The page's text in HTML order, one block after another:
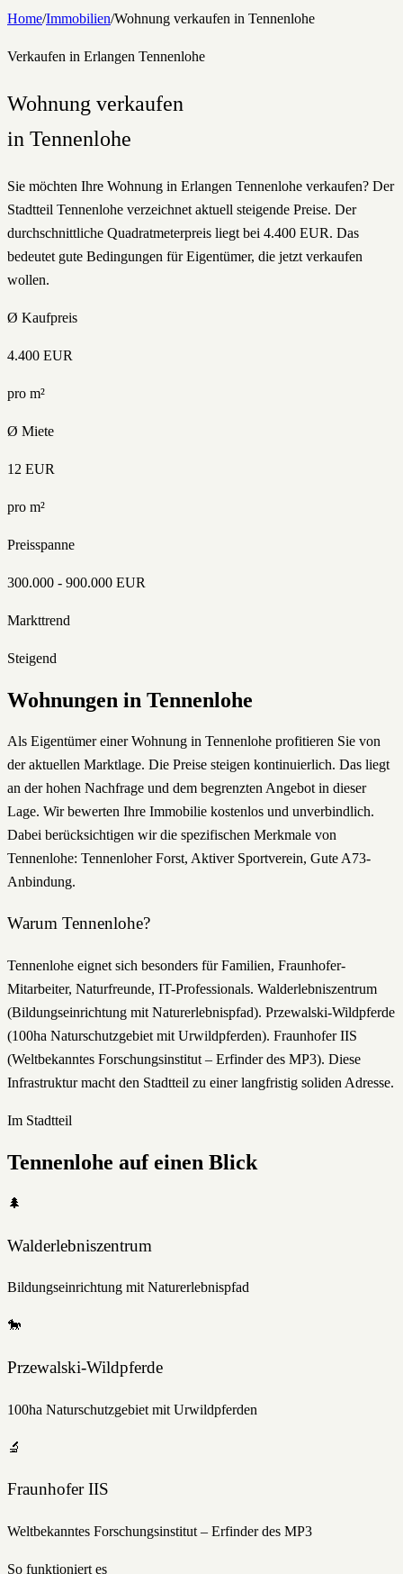
Home/Immobilien/Wohnung verkaufen in Tennenlohe
Verkaufen in Erlangen Tennenlohe
Wohnung verkaufen
in Tennenlohe
Sie möchten Ihre Wohnung in Erlangen Tennenlohe verkaufen? Der
Stadtteil Tennenlohe verzeichnet aktuell steigende Preise. Der
durchschnittliche Quadratmeterpreis liegt bei 4.400 EUR. Das
bedeutet gute Bedingungen für Eigentümer, die jetzt verkaufen
wollen.
Ø Kaufpreis
4.400 EUR
pro m²
Ø Miete
12 EUR
pro m²
Preisspanne
300.000 - 900.000 EUR
Markttrend
Steigend
Wohnungen in Tennenlohe
Als Eigentümer einer Wohnung in Tennenlohe profitieren Sie von
der aktuellen Marktlage. Die Preise steigen kontinuierlich. Das liegt
an der hohen Nachfrage und dem begrenzten Angebot in dieser
Lage. Wir bewerten Ihre Immobilie kostenlos und unverbindlich.
Dabei berücksichtigen wir die spezifischen Merkmale von
Tennenlohe: Tennenloher Forst, Aktiver Sportverein, Gute A73-
Anbindung.
Warum Tennenlohe?
Tennenlohe eignet sich besonders für Familien, Fraunhofer-
Mitarbeiter, Naturfreunde, IT-Professionals. Walderlebniszentrum
(Bildungseinrichtung mit Naturerlebnispfad). Przewalski-Wildpferde
(100ha Naturschutzgebiet mit Urwildpferden). Fraunhofer IIS
(Weltbekanntes Forschungsinstitut – Erfinder des MP3). Diese
Infrastruktur macht den Stadtteil zu einer langfristig soliden Adresse.
Im Stadtteil
Tennenlohe auf einen Blick
🌲
Walderlebniszentrum
Bildungseinrichtung mit Naturerlebnispfad
🐎
Przewalski-Wildpferde
100ha Naturschutzgebiet mit Urwildpferden
🔬
Fraunhofer IIS
Weltbekanntes Forschungsinstitut – Erfinder des MP3
So funktioniert es